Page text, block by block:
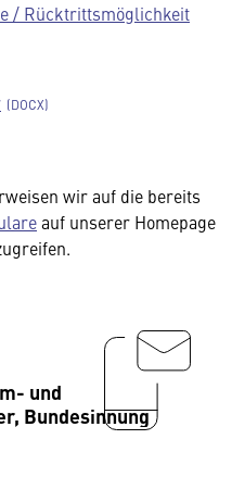
/ Rücktrittsmöglichkeit
wir auf die bereits
auf unserer Homepage
und
Bundesinnung